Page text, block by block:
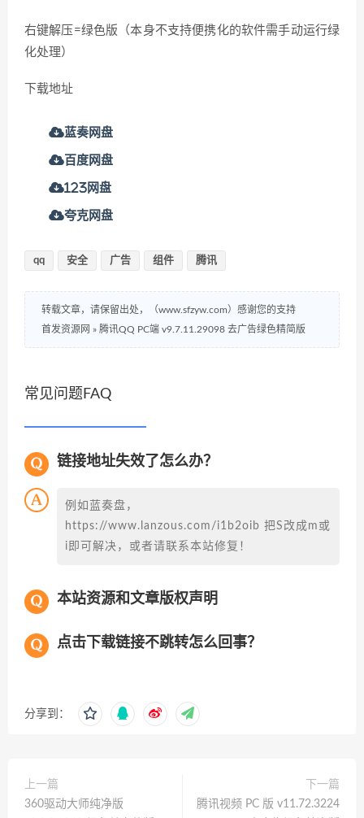
右键解压=绿色版（本身不支持便携化的软件需手动运行绿
化处理）
下载地址
蓝奏网盘
百度网盘
123网盘
夸克网盘
qq 安全 广告 组件 腾讯
转载文章，请保留出处，（www.sfzyw.com）感谢您的支持
首发资源网 » 腾讯QQ PC端 v9.7.11.29098 去广告绿色精简版
常见问题FAQ
链接地址失效了怎么办？
例如蓝奏盘，
https://www.lanzous.com/i1b2oib 把S改成m或
i即可解决，或者请联系本站修复！
本站资源和文章版权声明
点击下载链接不跳转怎么回事？
分享到：
上一篇
360驱动大师纯净版
下一篇
腾讯视频 PC 版 v11.72.3224